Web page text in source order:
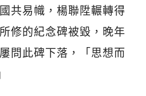
共易幟，楊聯陞輾轉得
修的紀念碑被毀，晚年
問此碑下落，「思想而